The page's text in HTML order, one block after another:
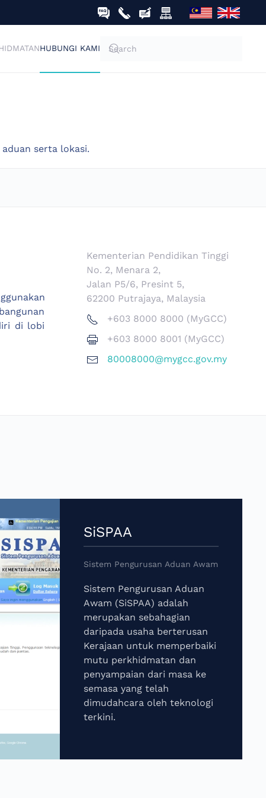
HUBUNGI KAMI
serta lokasi.
di lobi
Kementerian Pendidikan Tinggi
No. 2, Menara 2,
Jalan P5/6, Presint 5,
62200 Putrajaya, Malaysia
+603 8000 8000 (MyGCC)
+603 8000 8001 (MyGCC)
80008000@mygcc.gov.my
SiSPAA
Sistem Pengurusan Aduan Awam
Sistem Pengurusan Aduan
Awam (SiSPAA) adalah
merupakan sebahagian
daripada usaha berterusan
Kerajaan untuk memperbaiki
mutu perkhidmatan dan
penyampaian dari masa ke
semasa yang telah
dimudahcara oleh teknologi
terkini.